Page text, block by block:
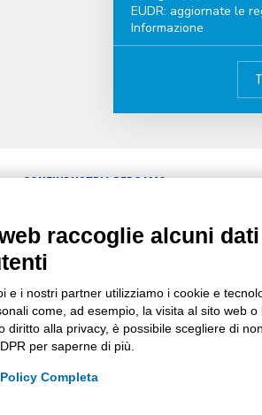
EUDR: aggiornate le
Informazione
CONFINDUSTRIA BERGAMO
ULTIME NEWS
RASSEGNA STAMPA
CATEGORIE
o documento è riservata
raccoglie alcuni
e i nostri partner utilizziamo i cookie e
come, ad esempio, la visita al sito web o
diritto alla privacy, è possibile scegliere di
per saperne di più.
Completa